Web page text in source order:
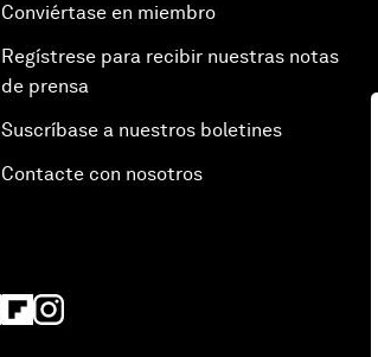
Conviértase en miembro
Regístrese para recibir nuestras notas
de prensa
Suscríbase a nuestros boletines
Contacte con nosotros